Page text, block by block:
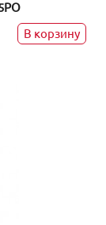
В корзину